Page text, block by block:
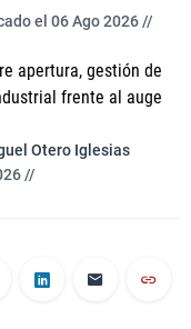
el 06 Ago 2026 //
apertura, gestión de
frente al auge
Otero Iglesias
//